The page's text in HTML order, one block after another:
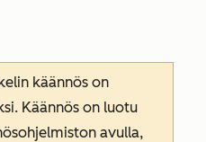
käännös on
Käännös on luotu
avulla,